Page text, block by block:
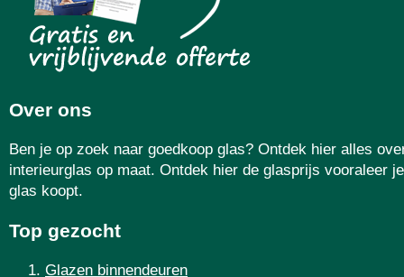
Over ons
Ben je op zoek naar goedkoop glas? Ontdek hier alles
interieurglas op maat. Ontdek hier de glasprijs vooraleer je
glas koopt.
Top gezocht
Glazen binnendeuren